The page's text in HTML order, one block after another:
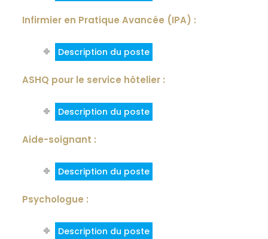
Infirmier en Pratique Avancée (IPA) :
Description du poste
ASHQ pour le service hôtelier :
Description du poste
Aide-soignant :
Description du poste
Psychologue :
Description du poste